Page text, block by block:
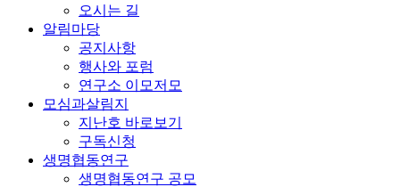
오시는 길
알림마당
공지사항
행사와 포럼
연구소 이모저모
모심과살림지
지난호 바로보기
구독신청
생명협동연구
생명협동연구 공모